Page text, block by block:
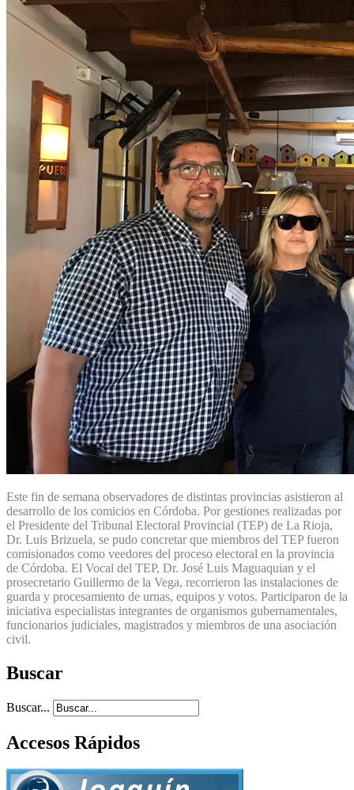
Este fin de semana observadores de distintas provincias asistieron al
desarrollo de los comicios en Córdoba. Por gestiones realizadas por
el Presidente del Tribunal Electoral Provincial (TEP) de La Rioja,
Dr. Luis Brizuela, se pudo concretar que miembros del TEP fueron
comisionados como veedores del proceso electoral en la provincia
de Córdoba. El Vocal del TEP, Dr. José Luis Maguaquian y el
prosecretario Guillermo de la Vega, recorrieron las instalaciones de
guarda y procesamiento de urnas, equipos y votos. Participaron de la
iniciativa especialistas integrantes de organismos gubernamentales,
funcionarios judiciales, magistrados y miembros de una asociación
civil.
Buscar
Buscar...
Accesos Rápidos